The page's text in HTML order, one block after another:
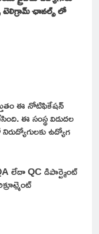
ఛానల్స్ లో
ఈ నోటిఫికేషన్
ఈ సంస్థ విడుదల
ఉద్యోగ
లేదా QC డిపార్ట్మెంట్